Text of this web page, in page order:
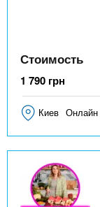
Стоимость
1 790 грн
Киев Онлайн